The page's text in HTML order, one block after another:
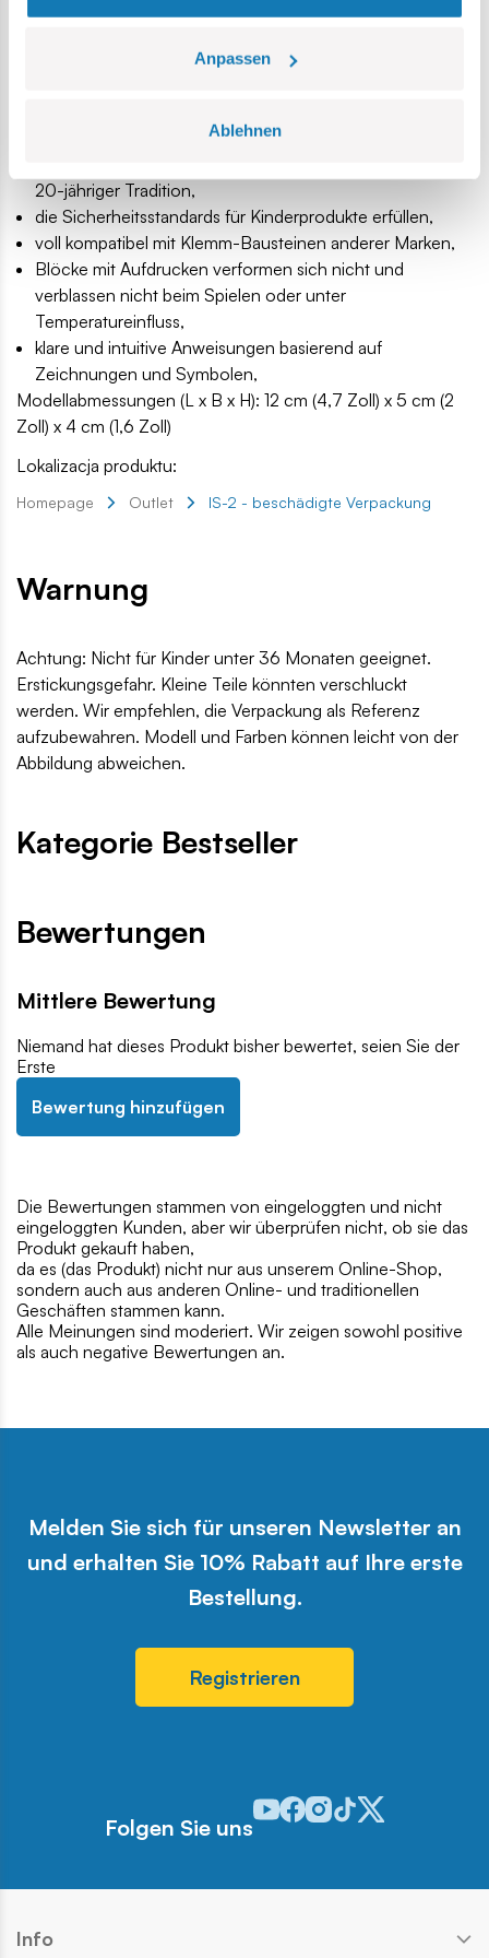
Anpassen
Ablehnen
Wenn Sie ein fortgeschrittener Blockkonstrukteur sind,
Drücken Sie Ihre Leidenschaft durch Klemmbausteine aus
130 hochwertige Elemente,
20-jähriger Tradition,
die Sicherheitsstandards für Kinderprodukte erfüllen,
voll kompatibel mit Klemm-Bausteinen anderer Marken,
Blöcke mit Aufdrucken verformen sich nicht und
verblassen nicht beim Spielen oder unter
Temperatureinfluss,
klare und intuitive Anweisungen basierend auf
Zeichnungen und Symbolen,
Modellabmessungen (L x B x H): 12 cm (4,7 Zoll) x 5 cm (2
Zoll) x 4 cm (1,6 Zoll)
Lokalizacja produktu:
Homepage Outlet IS-2 - beschädigte Verpackung
Warnung
Achtung: Nicht für Kinder unter 36 Monaten geeignet.
Erstickungsgefahr. Kleine Teile könnten verschluckt
werden. Wir empfehlen, die Verpackung als Referenz
aufzubewahren. Modell und Farben können leicht von der
Abbildung abweichen.
Kategorie Bestseller
Bewertungen
Mittlere Bewertung
Niemand hat dieses Produkt bisher bewertet, seien Sie der
Erste
Bewertung hinzufügen
Die Bewertungen stammen von eingeloggten und nicht
eingeloggten Kunden, aber wir überprüfen nicht, ob sie das
Produkt gekauft haben,
da es (das Produkt) nicht nur aus unserem Online-Shop,
sondern auch aus anderen Online- und traditionellen
Geschäften stammen kann.
Alle Meinungen sind moderiert. Wir zeigen sowohl positive
als auch negative Bewertungen an.
Melden Sie sich für unseren Newsletter an
und erhalten Sie 10% Rabatt auf Ihre erste
Bestellung.
Registrieren
Folgen Sie uns
Odwiedź nasz profil w serwisie
Odwiedź nasz profil w
Odwiedź nasz profil w
Odwiedź nasz profil
Odwiedź nasz
Info